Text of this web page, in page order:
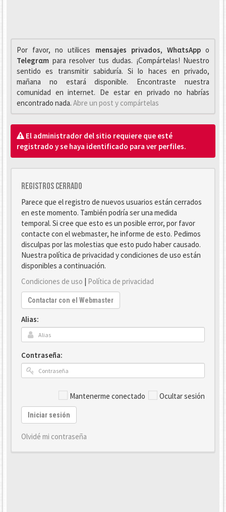
Por favor, no utilices mensajes privados, WhαtsAppo
Telegrαm para resolver tus dudas. ¡Compártelas! Nuestro
sentido es transmitir sabiduría. Si lo haces en privado,
mañana no estará disponible. Encontraste nuestra
comunidad en internet. De estar en privado no habrías
encontrado nada. Abre un post y compártelas
El administrador del sitio requiere que esté
registrado y se haya identificado para ver perfiles.
Registros cerrado
Parece que el registro de nuevos usuarios están cerrados
en este momento. También podría ser una medida
temporal. Si cree que esto es un posible error, por favor
contacte con el webmaster, he informe de esto. Pedimos
disculpas por las molestias que esto pudo haber causado.
Nuestra política de privacidad y condiciones de uso están
disponibles a continuación.
Condiciones de uso | Política de privacidad
Contactar con el Webmaster
Alias:
Contraseña:
Mantenerme conectado Ocultar sesión
Iniciar sesión
Olvidé mi contraseña